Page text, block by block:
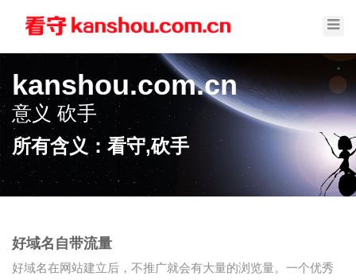
kanshou.com.cn
意义砍手
所有含义：看守,砍手
好域名自带流量
好域名在网站建立后，不推广就会有大量的浏览量。一个优秀